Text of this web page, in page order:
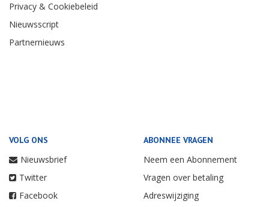
Privacy & Cookiebeleid
Nieuwsscript
Partnernieuws
VOLG ONS
Nieuwsbrief
Twitter
Facebook
ABONNEE VRAGEN
Neem een Abonnement
Vragen over betaling
Adreswijziging